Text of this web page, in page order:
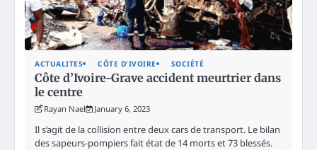
ACTUALITES CÔTE D'IVOIRE SOCIÉTÉ
Côte d’Ivoire-Grave accident meurtrier dans
le centre
Rayan Nael January 6, 2023
Il s’agit de la collision entre deux cars de transport. Le bilan
des sapeurs-pompiers fait état de 14 morts et 73 blessés.